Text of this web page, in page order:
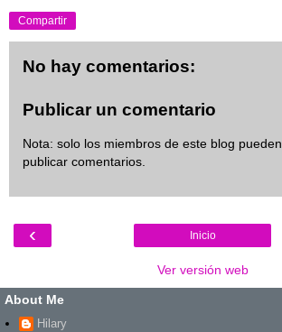
Compartir
No hay comentarios:
Publicar un comentario
Nota: solo los miembros de este blog pueden
publicar comentarios.
‹ Inicio
Ver versión web
About Me
Hilary